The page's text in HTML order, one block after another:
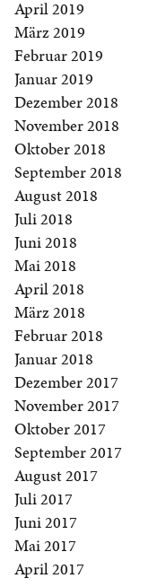
April 2019
März 2019
Februar 2019
Januar 2019
Dezember 2018
November 2018
Oktober 2018
September 2018
August 2018
Juli 2018
Juni 2018
Mai 2018
April 2018
März 2018
Februar 2018
Januar 2018
Dezember 2017
November 2017
Oktober 2017
September 2017
August 2017
Juli 2017
Juni 2017
Mai 2017
April 2017